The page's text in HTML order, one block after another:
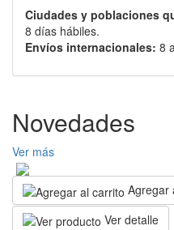
Ciudades y poblaciones
8 días hábiles.
Envíos internacionales: 8
Novedades
Ver más
Agregar
Ver detalle